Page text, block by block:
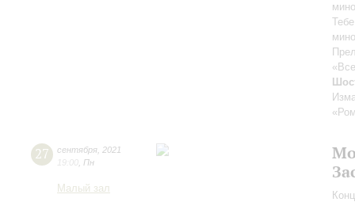
27 сентября 2021
19:00 Пн
Малый зал